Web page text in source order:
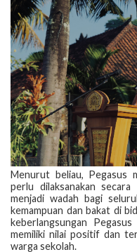
Menurut beliau, Pegasus
perlu dilaksanakan
menjadi wadah bagi
kemampuan dan bakat di
keberlangsungan
memiliki nilai positif dan
warga sekolah.